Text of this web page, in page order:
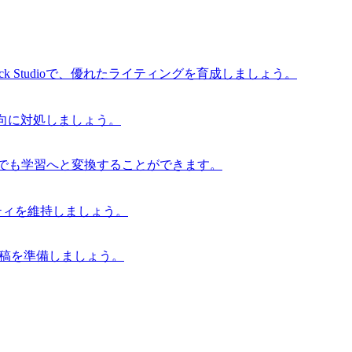
で、優れたライティングを育成しましょう。
対処しましょう。
学習へと変換することができます。
を維持しましょう。
を準備しましょう。